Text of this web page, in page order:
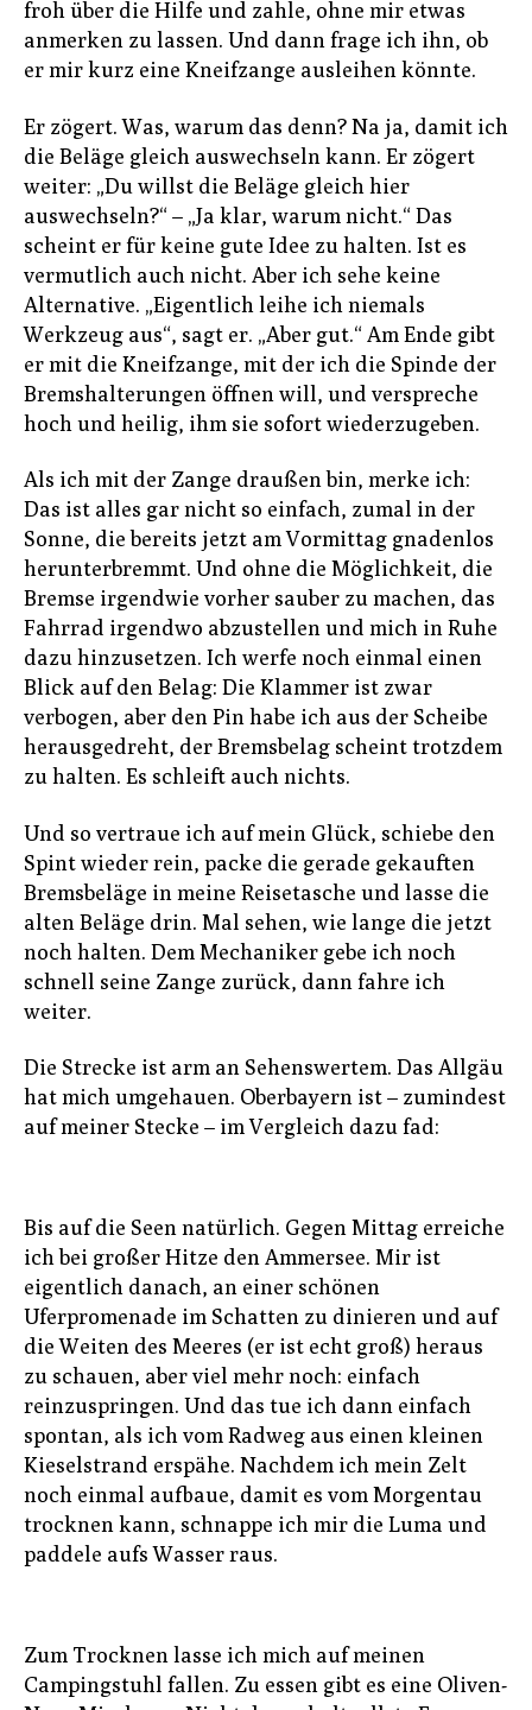
froh über die Hilfe und zahle, ohne mir etwas
anmerken zu lassen. Und dann frage ich ihn, ob
er mir kurz eine Kneifzange ausleihen könnte.
Er zögert. Was, warum das denn? Na ja, damit ich
die Beläge gleich auswechseln kann. Er zögert
weiter: „Du willst die Beläge gleich hier
auswechseln?“ – „Ja klar, warum nicht.“ Das
scheint er für keine gute Idee zu halten. Ist es
vermutlich auch nicht. Aber ich sehe keine
Alternative. „Eigentlich leihe ich niemals
Werkzeug aus“, sagt er. „Aber gut.“ Am Ende gibt
er mit die Kneifzange, mit der ich die Spinde der
Bremshalterungen öffnen will, und verspreche
hoch und heilig, ihm sie sofort wiederzugeben.
Als ich mit der Zange draußen bin, merke ich:
Das ist alles gar nicht so einfach, zumal in der
Sonne, die bereits jetzt am Vormittag gnadenlos
herunterbremmt. Und ohne die Möglichkeit, die
Bremse irgendwie vorher sauber zu machen, das
Fahrrad irgendwo abzustellen und mich in Ruhe
dazu hinzusetzen. Ich werfe noch einmal einen
Blick auf den Belag: Die Klammer ist zwar
verbogen, aber den Pin habe ich aus der Scheibe
herausgedreht, der Bremsbelag scheint trotzdem
zu halten. Es schleift auch nichts.
Und so vertraue ich auf mein Glück, schiebe den
Spint wieder rein, packe die gerade gekauften
Bremsbeläge in meine Reisetasche und lasse die
alten Beläge drin. Mal sehen, wie lange die jetzt
noch halten. Dem Mechaniker gebe ich noch
schnell seine Zange zurück, dann fahre ich
weiter.
Die Strecke ist arm an Sehenswertem. Das Allgäu
hat mich umgehauen. Oberbayern ist – zumindest
auf meiner Stecke – im Vergleich dazu fad:
Bis auf die Seen natürlich. Gegen Mittag erreiche
ich bei großer Hitze den Ammersee. Mir ist
eigentlich danach, an einer schönen
Uferpromenade im Schatten zu dinieren und auf
die Weiten des Meeres (er ist echt groß) heraus
zu schauen, aber viel mehr noch: einfach
reinzuspringen. Und das tue ich dann einfach
spontan, als ich vom Radweg aus einen kleinen
Kieselstrand erspähe. Nachdem ich mein Zelt
noch einmal aufbaue, damit es vom Morgentau
trocknen kann, schnappe ich mir die Luma und
paddele aufs Wasser raus.
Zum Trocknen lasse ich mich auf meinen
Campingstuhl fallen. Zu essen gibt es eine Oliven-